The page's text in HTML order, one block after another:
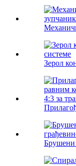
Зерол
Брушени